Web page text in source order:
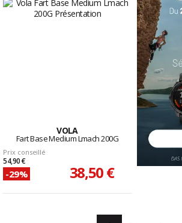
VOLA
Fart Base Medium Lmach 200G
Prix conseillé
54,90 €
-29% 38,50 €